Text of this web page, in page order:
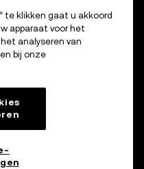
te klikken gaat u akkoord
apparaat voor het
analyseren van
bij onze